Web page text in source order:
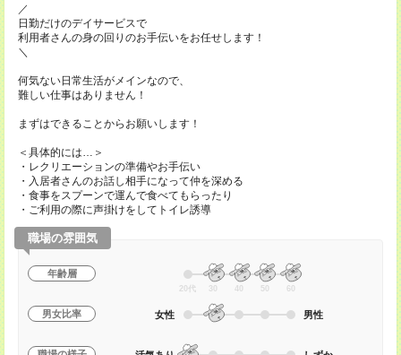
／
日勤だけのデイサービスで
利用者さんの身の回りのお手伝いをお任せします！
＼
何気ない日常生活がメインなので、
難しい仕事はありません！
まずはできることからお願いします！
＜具体的には…＞
・レクリエーションの準備やお手伝い
・入居者さんのお話し相手になって仲を深める
・食事をスプーンで運んで食べてもらったり
・ご利用の際に声掛けをしてトイレ誘導
職場の雰囲気
年齢層
20代 30 40 50 60
男女比率 女性 男性